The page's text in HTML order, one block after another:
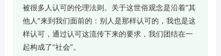
被很多人认可的伦理法则。关于这世俗观念是沿着“其
他人”来到我们面前的：别人是那样认可的，我也是这
样认可，通过认可这流传下来的要求，我们团结在一
起构成了“社会”。